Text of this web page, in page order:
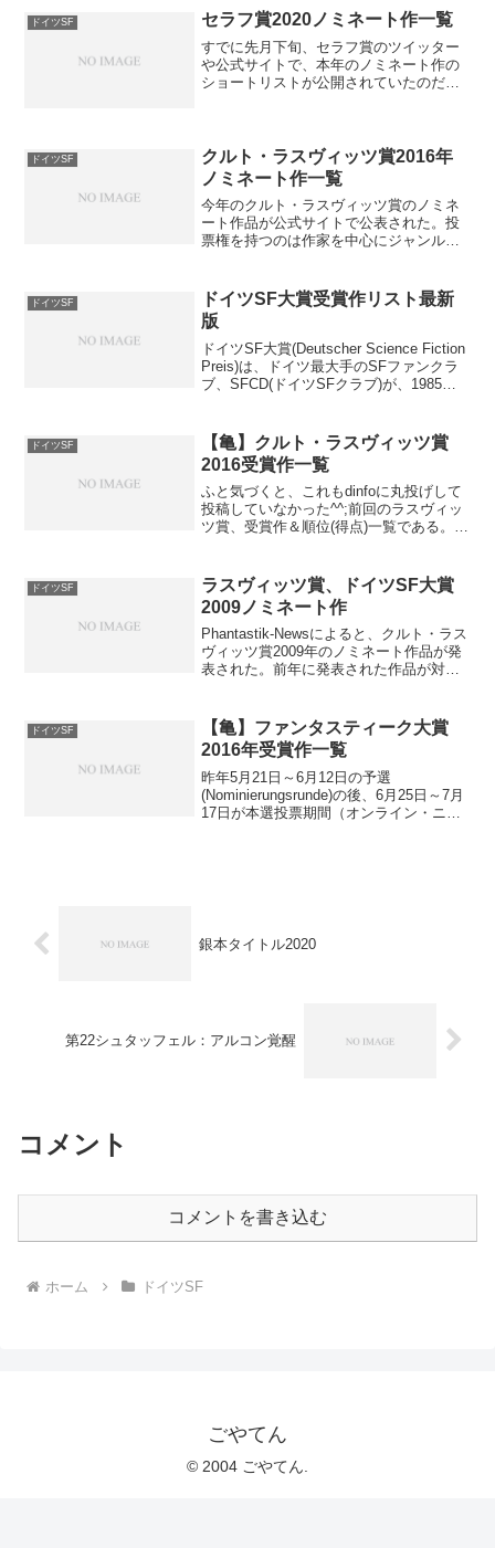
ドイツSF セラフ賞2020ノミネート作一覧
すでに先月下旬、セラフ賞のツイッター
や公式サイトで、本年のノミネート作の
ショートリストが公開されていたのだ
本市の中止である。本来、会...
ドイツSF
クルト・ラスヴィッツ賞2016年
ノミネート作一覧
今年のクルト・ラスヴィッツ賞のノミネ
ート作品が公式サイトで公表された。投
票権を持つのは作家を中心にジャンルの
日ライプツィヒでのSFシンポジウムに
て。ノミネート作...
ドイツSF
ドイツSF大賞受賞作リスト最新
版
ドイツSF大賞(Deutscher Science Fiction
Preis)は、ドイツ最大手のSFファンクラ
ブ、SFCD(ドイツSFクラブ)が、1985年
ドイツSF
【亀】クルト・ラスヴィッツ賞
2016受賞作一覧
ふと気づくと、これもdinfoに丸投げして
投稿していなかった^^;前回のラスヴィッ
ツ賞、受賞作＆順位(得点)一覧である。■
ドイツSF
ラスヴィッツ賞、ドイツSF大賞
2009ノミネート作
Phantastik-Newsによると、クルト・ラス
ヴィッツ賞2009年のノミネート作品が発
表された。前年に発表された作品が対象
スト等プロの人々）、６月に受賞作が
公...
ドイツSF
【亀】ファンタスティーク大賞
2016年受賞作一覧
昨年5月21日～6月12日の予選
(Nominierungsrunde)の後、6月25日～7月
17日が本選投票期間（オンライン・ニュ
銀本タイトル2020
第22シュタッフェル：アルコン覚醒
コメント
コメントを書き込む
ホーム ドイツSF
ごやてん
© 2004 ごやてん.